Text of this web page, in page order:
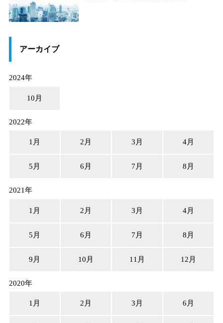
アーカイブ
2024年
10月
2022年
1月 2月 3月 4月
5月 6月 7月 8月
2021年
1月 2月 3月 4月
5月 6月 7月 8月
9月 10月 11月 12月
2020年
1月 2月 3月 6月